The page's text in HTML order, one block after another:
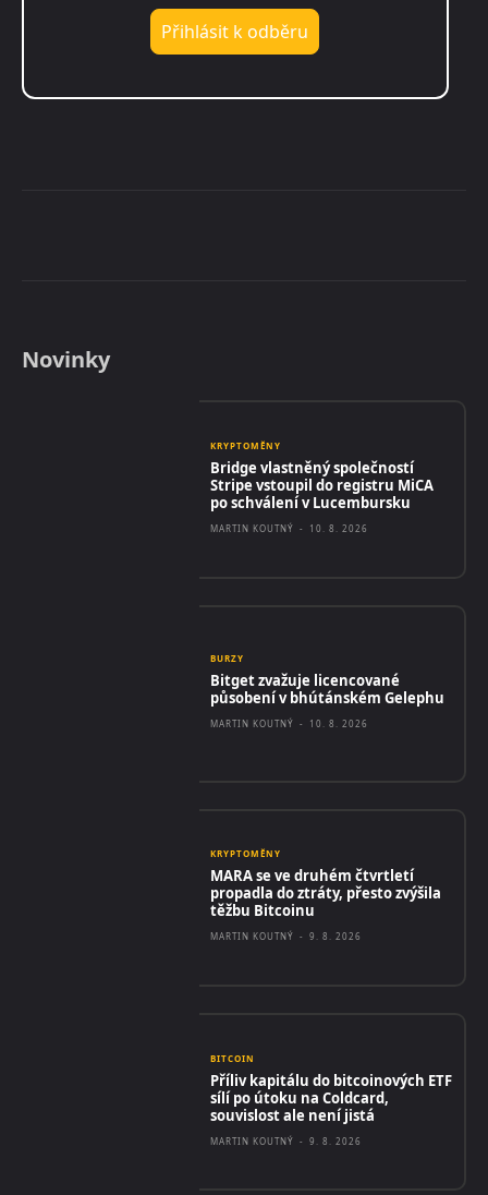
Novinky
KRYPTOMĚNY
Bridge vlastněný společností
Stripe vstoupil do registru MiCA
po schválení v Lucembursku
MARTIN KOUTNÝ - 10. 8. 2026
BURZY
Bitget zvažuje licencované
působení v bhútánském Gelephu
MARTIN KOUTNÝ - 10. 8. 2026
KRYPTOMĚNY
MARA se ve druhém čtvrtletí
propadla do ztráty, přesto zvýšila
těžbu Bitcoinu
MARTIN KOUTNÝ - 9. 8. 2026
BITCOIN
Příliv kapitálu do bitcoinových ETF
sílí po útoku na Coldcard,
souvislost ale není jistá
MARTIN KOUTNÝ - 9. 8. 2026